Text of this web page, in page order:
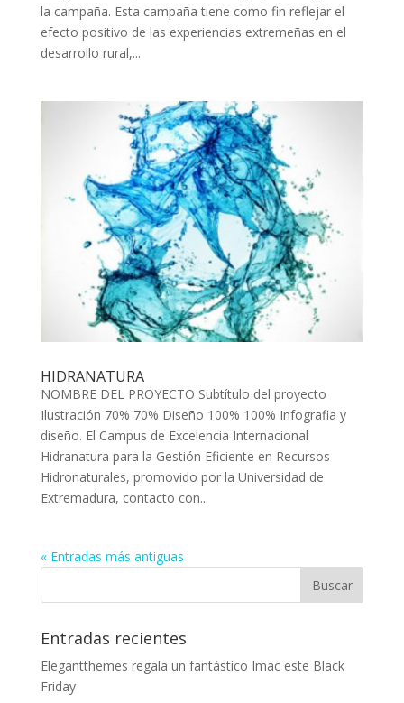
la campaña. Esta campaña tiene como fin reflejar el
efecto positivo de las experiencias extremeñas en el
desarrollo rural,...
HIDRANATURA
NOMBRE DEL PROYECTO Subtítulo del proyecto
Ilustración 70% 70% Diseño 100% 100% Infografia y
diseño. El Campus de Excelencia Internacional
Hidranatura para la Gestión Eficiente en Recursos
Hidronaturales, promovido por la Universidad de
Extremadura, contacto con...
« Entradas más antiguas
Entradas recientes
Elegantthemes regala un fantástico Imac este Black
Friday